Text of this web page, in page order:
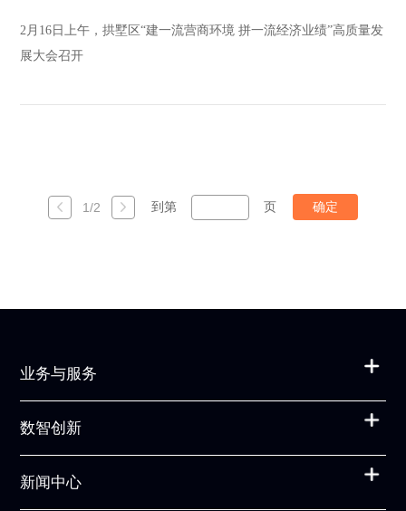
2月16日上午，拱墅区“建一流营商环境 拼一流经济业绩”高质量发
展大会召开
1/2 到第 页 确定
业务与服务
数智创新
新闻中心